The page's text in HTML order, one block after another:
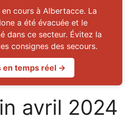
cours à Albertacce. La
a été évacuée et le
dans ce secteur. Évitez la
consignes des secours.
en temps réel →
avril 2024